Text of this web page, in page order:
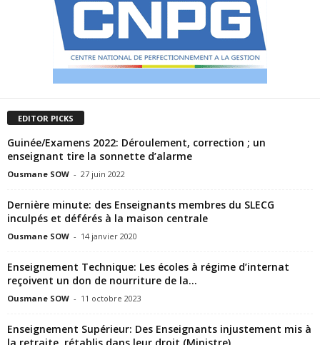
EDITOR PICKS
Guinée/Examens 2022: Déroulement, correction ; un
enseignant tire la sonnette d’alarme
Ousmane SOW - 27 juin 2022
Dernière minute: des Enseignants membres du SLECG
inculpés et déférés à la maison centrale
Ousmane SOW - 14 janvier 2020
Enseignement Technique: Les écoles à régime d’internat
reçoivent un don de nourriture de la...
Ousmane SOW - 11 octobre 2023
Enseignement Supérieur: Des Enseignants injustement mis à